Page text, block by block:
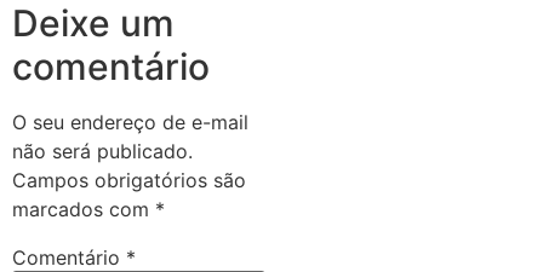
Deixe um
comentário
O seu endereço de e-mail
não será publicado.
Campos obrigatórios são
marcados com *
Comentário *